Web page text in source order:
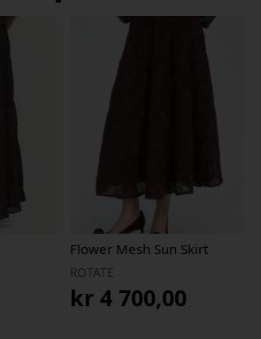
Flower Mesh Sun Skirt
ROTATE
kr4 700,00